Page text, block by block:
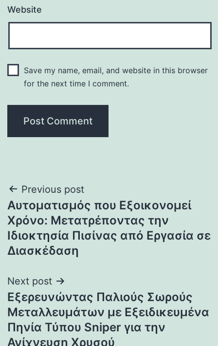
Website
Save my name, email, and website in this browser
for the next time I comment.
Post
navigation
Previous post
Αυτοματισμός που Εξοικονομεί
Χρόνο: Μετατρέποντας την
Ιδιοκτησία Πισίνας από Εργασία σε
Διασκέδαση
Next post
Εξερευνώντας Παλιούς Σωρούς
Μεταλλευμάτων με Εξειδικευμένα
Πηνία Τύπου Sniper για την
Ανίχνευση Χρυσού